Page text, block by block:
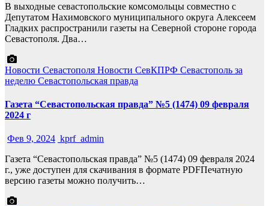
В выходные севастопольские комсомольцы совместно с
Депутатом Нахимовского муниципального округа Алексеем
Гладких распространили газеты на Северной стороне города
Севастополя. Два…
Новости Севастополя Новости СевКПРФ Севастополь за
неделю Севастопольская правда
Газета “Севастопольская правда” №5 (1474) 09 февраля
2024 г
Фев 9, 2024 kprf_admin
Газета “Севастопольская правда” №5 (1474) 09 февраля 2024
г., уже доступен для скачивания в формате PDFПечатную
версию газеты можно получить…